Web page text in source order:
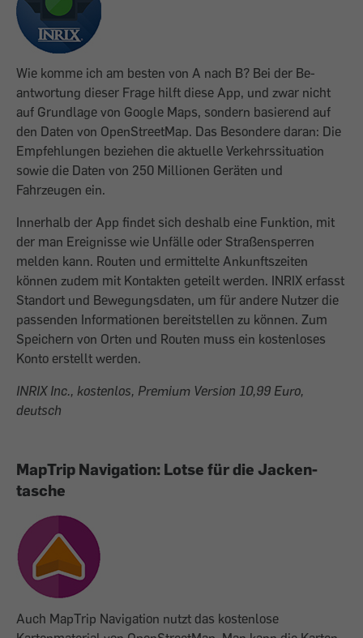
Wie komme ich am besten von A nach B? Bei der Be­
antwortung dieser Frage hilft diese App, und zwar nicht
auf Grundlage von Google Maps, sondern basierend auf
den Daten von OpenStreetMap. Das Besondere daran: Die
Empfehlungen beziehen die aktuelle Verkehrssituation
sowie die Daten von 250 Millionen Geräten und
Fahrzeugen ein.
Innerhalb der App findet sich deshalb eine Funktion, mit
der man Ereignisse wie Unfälle oder Straßensperren
melden kann. Routen und ermittelte Ankunftszeiten
können zudem mit Kontakten geteilt werden. INRIX erfasst
Standort und Bewegungs­daten, um für andere Nutzer die
passenden Informationen bereitstellen zu können. Zum
Speichern von Orten und Routen muss ein kostenloses
Konto erstellt werden.
INRIX Inc., kostenlos, Premium Version 10,99 Euro,
deutsch
MapTrip Navigation: Lotse für die Jacken­
tasche
Auch MapTrip Navigation nutzt das kostenlose